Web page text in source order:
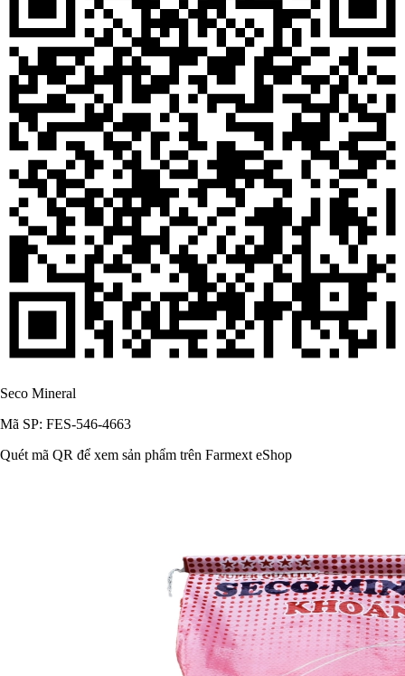
Seco Mineral
Mã SP: FES-546-4663
Quét mã QR để xem sản phẩm trên Farmext eShop